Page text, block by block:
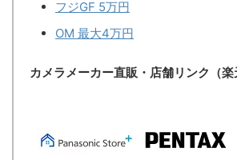
フジGF 5万円
OM 最大4万円
カメラメーカー直販・店舗リンク（楽